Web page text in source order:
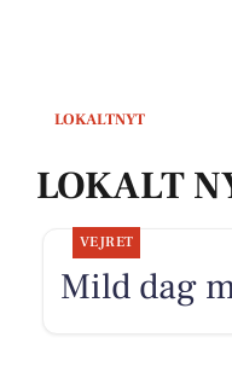
LOKALTNYT
LOKALT
VEJRET
Mild dag